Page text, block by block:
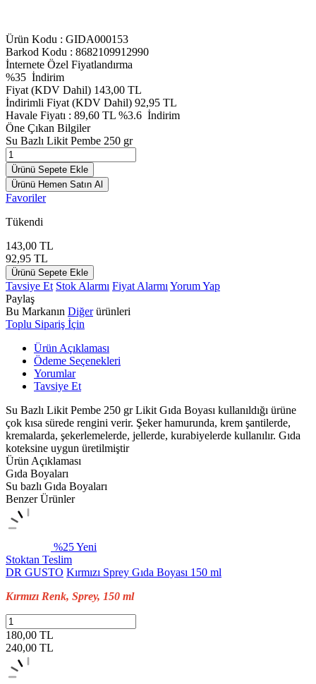
Ürün Kodu : GIDA000153
Barkod Kodu : 8682109912990
İnternete Özel Fiyatlandırma
%35 İndirim
Fiyat (KDV Dahil) 143,00 TL
İndirimli Fiyat (KDV Dahil) 92,95 TL
Havale Fiyatı : 89,60 TL %3.6 İndirim
Öne Çıkan Bilgiler
Su Bazlı Likit Pembe 250 gr
Ürünü Sepete Ekle
Ürünü Hemen Satın Al
Favoriler
Tükendi
143,00 TL
92,95 TL
Ürünü Sepete Ekle
Tavsiye Et Stok Alarmı Fiyat Alarmı Yorum Yap
Paylaş
Bu Markanın Diğerürünleri
Toplu Sipariş İçin
Ürün Açıklaması
Ödeme Seçenekleri
Yorumlar
Tavsiye Et
Su Bazlı Likit Pembe 250 gr Likit Gıda Boyası kullanıldığı ürüne
çok kısa sürede rengini verir. Şeker hamurunda, krem şantilerde,
kremalarda, şekerlemelerde, jellerde, kurabiyelerde kullanılır. Gıda
koteksine uygun üretilmiştir
Ürün Açıklaması
Gıda Boyaları
Su bazlı Gıda Boyaları
Benzer Ürünler
%25Yeni
Stoktan Teslim
DR GUSTO Kırmızı Sprey Gıda Boyası 150 ml
Kırmızı Renk, Sprey, 150 ml
180,00 TL
240,00 TL